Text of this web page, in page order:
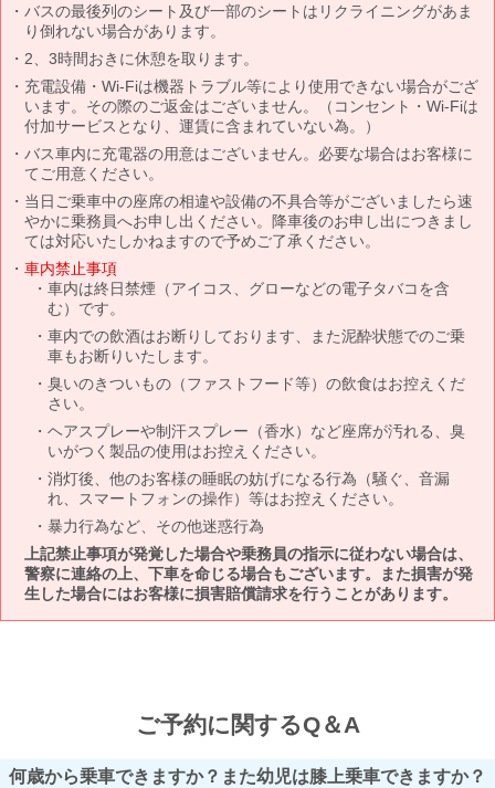
バスの最後列のシート及び一部のシートはリクライニングがあま
り倒れない場合があります。
2、3時間おきに休憩を取ります。
充電設備・Wi-Fiは機器トラブル等により使用できない場合がござ
います。その際のご返金はございません。（コンセント・Wi-Fiは
付加サービスとなり、運賃に含まれていない為。）
バス車内に充電器の用意はございません。必要な場合はお客様に
てご用意ください。
当日ご乗車中の座席の相違や設備の不具合等がございましたら速
やかに乗務員へお申し出ください。降車後のお申し出につきまし
ては対応いたしかねますので予めご了承ください。
車内禁止事項
車内は終日禁煙（アイコス、グローなどの電子タバコを含
む）です。
車内での飲酒はお断りしております、また泥酔状態でのご乗
車もお断りいたします。
臭いのきついもの（ファストフード等）の飲食はお控えくだ
さい。
ヘアスプレーや制汗スプレー（香水）など座席が汚れる、臭
いがつく製品の使用はお控えください。
消灯後、他のお客様の睡眠の妨げになる行為（騒ぐ、音漏
れ、スマートフォンの操作）等はお控えください。
暴力行為など、その他迷惑行為
上記禁止事項が発覚した場合や乗務員の指示に従わない場合は、
警察に連絡の上、下車を命じる場合もございます。また損害が発
生した場合にはお客様に損害賠償請求を行うことがあります。
ご予約に関するQ＆A
何歳から乗車できますか？また幼児は膝上乗車できますか？